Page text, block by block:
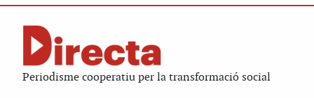
Periodisme cooperatiu per la transformació social